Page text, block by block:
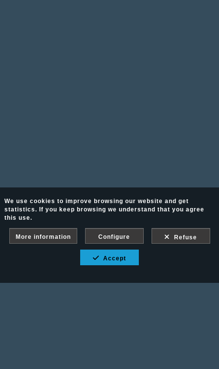
We use cookies to improve browsing our website and get
statistics. If you keep browsing we understand that you agree
this use.
More information Configure Refuse
Accept